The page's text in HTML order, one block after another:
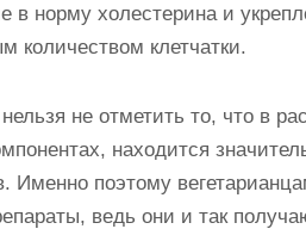
в норму холестерина и
количеством клетчатки.
не отметить то, что в
находится
Именно поэтому
ведь они и так